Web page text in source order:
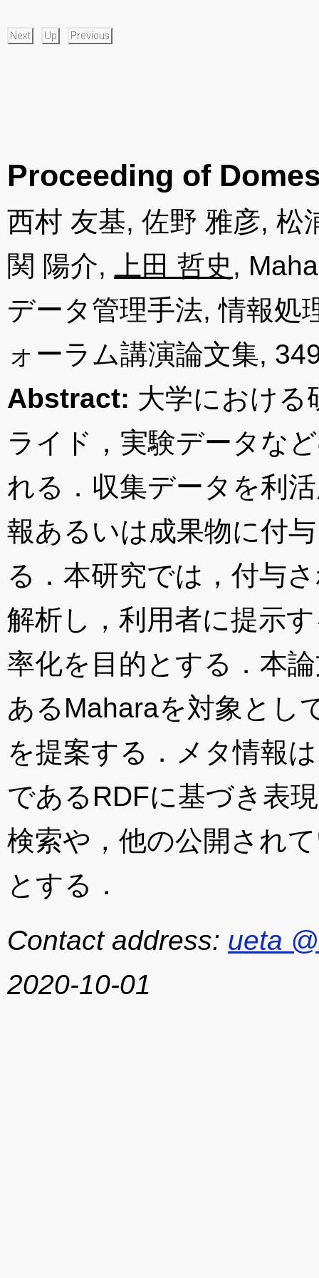
Proceeding of
西村 友基, 佐野 雅彦, 松
関 陽介,
上田 哲史 ,
データ管理手法, 情報処
ォーラム講演論文集,
Abstract: 大学における
ライド，実験データな
れる．収集データを利
報あるいは成果物に付
る．本研究では，付与
解析し，利用者に提示
率化を目的とする．本
あるMaharaを対象とし
を提案する．メタ情報
であるRDFに基づき表
検索や，他の公開され
とする．
Contact address: ueta
2020-10-01